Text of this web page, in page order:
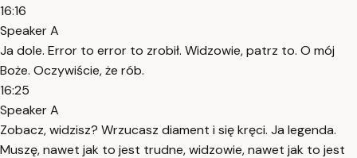
16:16
Speaker A
Ja dole. Error to error to zrobił. Widzowie, patrz to. O mój
Boże. Oczywiście, że rób.
16:25
Speaker A
Zobacz, widzisz? Wrzucasz diament i się kręci. Ja legenda.
Muszę, nawet jak to jest trudne, widzowie, nawet jak to jest